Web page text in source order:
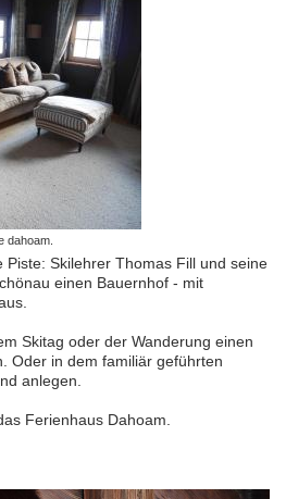
dahoam.
Piste: Skilehrer Thomas Fill und seine
einen Bauernhof - mit
Skitag oder der Wanderung einen
Oder in dem familiär geführten
anlegen.
Ferienhaus Dahoam.